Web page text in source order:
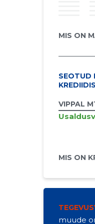
MIS ON
SEOTUD
VIPPAL
MIS ON
muude